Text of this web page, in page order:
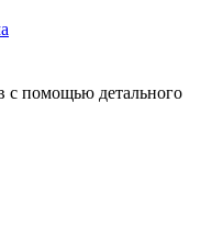
с помощью детального